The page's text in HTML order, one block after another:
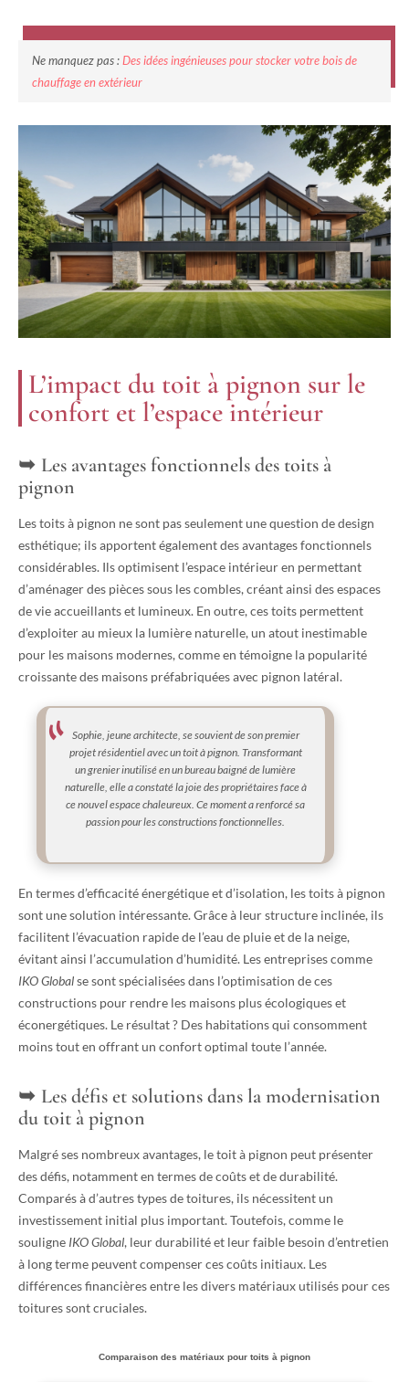
Ne manquez pas :Des idées ingénieuses pour stocker votre bois de
chauffage en extérieur
L’impact du toit à pignon sur le
confort et l’espace intérieur
Les avantages fonctionnels des toits à
pignon
Les toits à pignon ne sont pas seulement une question de design
esthétique; ils apportent également des avantages fonctionnels
considérables. Ils optimisent l’espace intérieur en permettant
d’aménager des pièces sous les combles, créant ainsi des espaces
de vie accueillants et lumineux. En outre, ces toits permettent
d’exploiter au mieux la lumière naturelle, un atout inestimable
pour les maisons modernes, comme en témoigne la popularité
croissante des maisons préfabriquées avec pignon latéral.
Sophie, jeune architecte, se souvient de son premier
projet résidentiel avec un toit à pignon. Transformant
un grenier inutilisé en un bureau baigné de lumière
naturelle, elle a constaté la joie des propriétaires face à
ce nouvel espace chaleureux. Ce moment a renforcé sa
passion pour les constructions fonctionnelles.
En termes d’efficacité énergétique et d’isolation, les toits à pignon
sont une solution intéressante. Grâce à leur structure inclinée, ils
facilitent l’évacuation rapide de l’eau de pluie et de la neige,
évitant ainsi l’accumulation d’humidité. Les entreprises comme
IKO Globalse sont spécialisées dans l’optimisation de ces
constructions pour rendre les maisons plus écologiques et
éconergétiques. Le résultat ? Des habitations qui consomment
moins tout en offrant un confort optimal toute l’année.
Les défis et solutions dans la modernisation
du toit à pignon
Malgré ses nombreux avantages, le toit à pignon peut présenter
des défis, notamment en termes de coûts et de durabilité.
Comparés à d’autres types de toitures, ils nécessitent un
investissement initial plus important. Toutefois, comme le
souligne IKO Global, leur durabilité et leur faible besoin d’entretien
à long terme peuvent compenser ces coûts initiaux. Les
différences financières entre les divers matériaux utilisés pour ces
toitures sont cruciales.
Comparaison des matériaux pour toits à pignon